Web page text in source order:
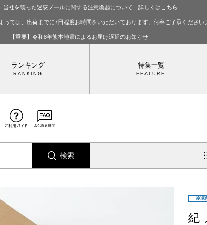
当社を装った迷惑メールに関する注意喚起について 詳しくはこちら
っては、出荷までに7日程度お時間をいただいております。何卒ご了承ください
【重要】令和8年熊本地震によるお届け遅延のお知らせ
ランキング 特集一覧
検索
冷凍
紀